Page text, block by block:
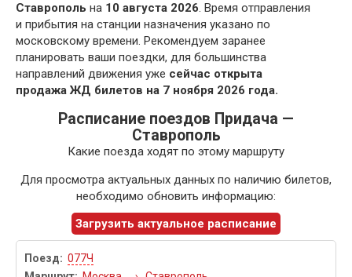
Ставрополь на 10 августа 2026. Время отправления
и прибытия на станции назначения указано по
московскому времени. Рекомендуем заранее
планировать ваши поездки, для большинства
направлений движения уже сейчас открыта
продажа ЖД билетов на 7 ноября 2026 года.
Расписание поездов Придача —
Ставрополь
Какие поезда ходят по этому маршруту
Для просмотра актуальных данных по наличию билетов,
необходимо обновить информацию:
Загрузить актуальное расписание
077Ч